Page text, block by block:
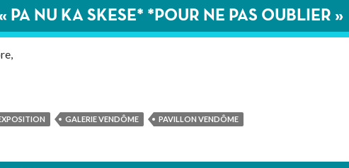
PA NU KA SKESE* *POUR NE PAS OUBLIER »
GALERIE VENDÔME PAVILLON VENDÔME